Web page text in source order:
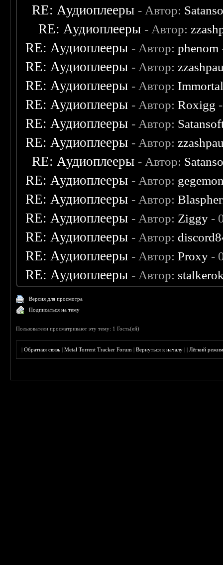
RE: Аудиоплееры - Автор:
RE: Аудиоплееры - Автор:
RE: Аудиоплееры - Автор:phenom
RE: Аудиоплееры - Автор:
RE: Аудиоплееры - Автор:
RE: Аудиоплееры - Автор:Roxigg
RE: Аудиоплееры - Автор:
RE: Аудиоплееры - Автор:
RE: Аудиоплееры - Автор:
RE: Аудиоплееры - Автор:
RE: Аудиоплееры - Автор:
RE: Аудиоплееры - Автор: Ziggy -
RE: Аудиоплееры - Автор:
RE: Аудиоплееры - Автор:Proxy -
RE: Аудиоплееры - Автор:
Версия для просмотра
Подписаться на тему
Пользователи просматривают эту тему: 1 Гость(ей)
|Обратная связь |Metal Torrent Tracker Forum |Вернуться к началу ||Лёгкий